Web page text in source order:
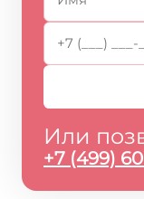
Или
+7 (499)